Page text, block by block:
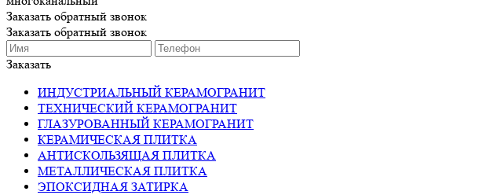
Заказать обратный звонок
Заказать обратный звонок
Заказать
ИНДУСТРИАЛЬНЫЙ КЕРАМОГРАНИТ
ТЕХНИЧЕСКИЙ КЕРАМОГРАНИТ
ГЛАЗУРОВАННЫЙ КЕРАМОГРАНИТ
КЕРАМИЧЕСКАЯ ПЛИТКА
АНТИСКОЛЬЗЯЩАЯ ПЛИТКА
МЕТАЛЛИЧЕСКАЯ ПЛИТКА
ЭПОКСИДНАЯ ЗАТИРКА